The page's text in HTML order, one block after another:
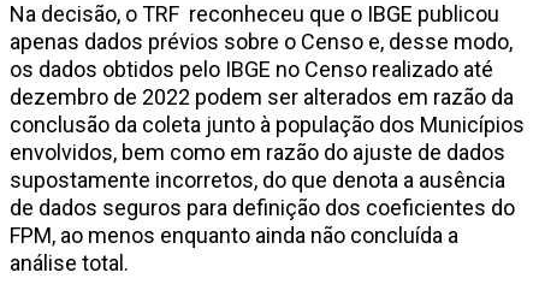
Na decisão, o TRF reconheceu que o IBGE publicou
apenas dados prévios sobre o Censo e, desse modo,
os dados obtidos pelo IBGE no Censo realizado até
dezembro de 2022 podem ser alterados em razão da
conclusão da coleta junto à população dos Municípios
envolvidos, bem como em razão do ajuste de dados
supostamente incorretos, do que denota a ausência
de dados seguros para definição dos coeficientes do
FPM, ao menos enquanto ainda não concluída a
análise total.